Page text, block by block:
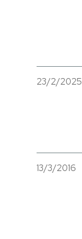
23/2/2025
13/3/2016